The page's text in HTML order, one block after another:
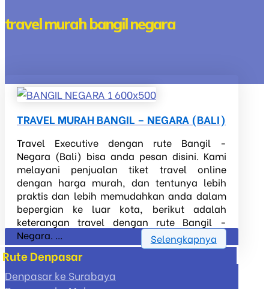
travel murah bangil negara
TRAVEL MURAH BANGIL – NEGARA (BALI)
Travel Executive dengan rute Bangil -
Negara (Bali) bisa anda pesan disini. Kami
melayani penjualan tiket travel online
dengan harga murah, dan tentunya lebih
praktis dan lebih memudahkan anda dalam
bepergian ke luar kota, berikut adalah
keterangan travel dengan rute Bangil -
Negara. ...
Selengkapnya
Rute Denpasar
Denpasar ke Surabaya